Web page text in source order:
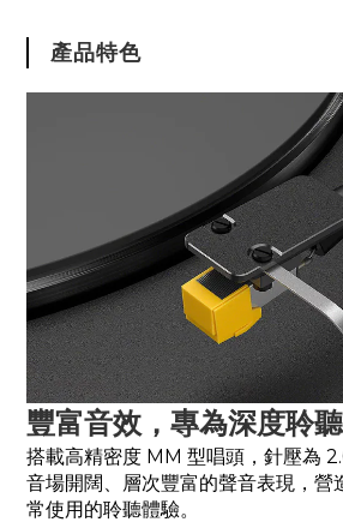
產品特色
豐富音效，專為深度聆
搭載高精密度 MM 型唱頭，針壓為
音場開闊、層次豐富的聲音表現，營
常使用的聆聽體驗。